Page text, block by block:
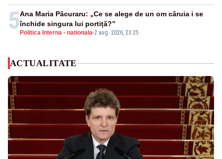
5 Politica Interna - nationala-2 aug. 2026, 23:25
Ana Maria Păcuraru: „Ce se alege de un om căruia i se
închide singura lui portiță?”
ACTUALITATE